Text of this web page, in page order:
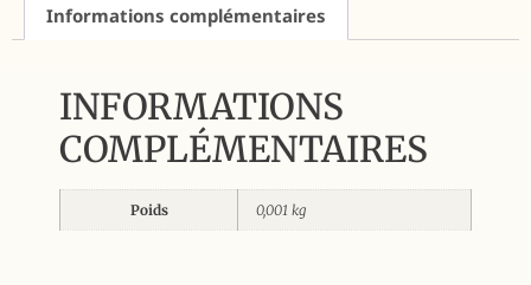
Informations complémentaires
INFORMATIONS
COMPLÉMENTAIRES
Poids 0,001 kg